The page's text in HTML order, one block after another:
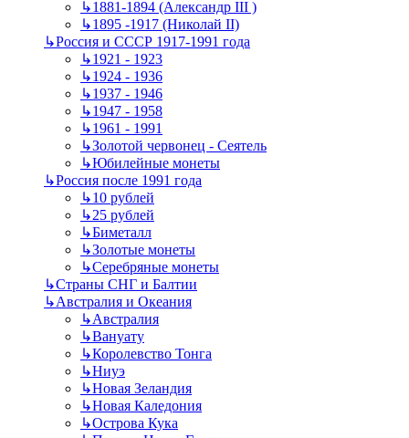
↳1881-1894 (Александр III )
↳1895 -1917 (Николай II)
↳Россия и СССР 1917-1991 года
↳1921 - 1923
↳1924 - 1936
↳1937 - 1946
↳1947 - 1958
↳1961 - 1991
↳Золотой червонец - Сеятель
↳Юбилейные монеты
↳Россия после 1991 года
↳10 рублей
↳25 рублей
↳Биметалл
↳Золотые монеты
↳Серебряные монеты
↳Страны СНГ и Балтии
↳Австралия и Океания
↳Австралия
↳Вануату
↳Королевство Тонга
↳Ниуэ
↳Новая Зеландия
↳Новая Каледония
↳Острова Кука